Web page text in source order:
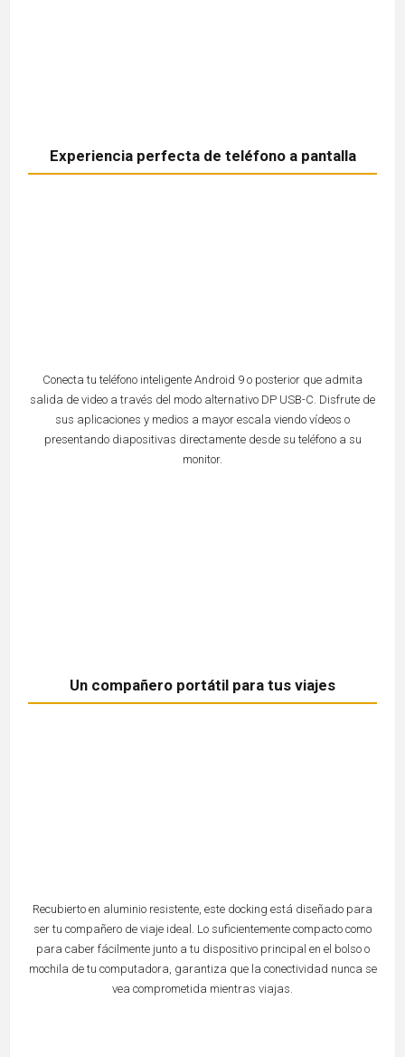
Experiencia perfecta de teléfono a pantalla
Conecta tu teléfono inteligente Android 9 o posterior que admita
salida de video a través del modo alternativo DP USB-C. Disfrute de
sus aplicaciones y medios a mayor escala viendo vídeos o
presentando diapositivas directamente desde su teléfono a su
monitor.
Un compañero portátil para tus viajes
Recubierto en aluminio resistente, este docking está diseñado para
ser tu compañero de viaje ideal. Lo suficientemente compacto como
para caber fácilmente junto a tu dispositivo principal en el bolso o
mochila de tu computadora, garantiza que la conectividad nunca se
vea comprometida mientras viajas.